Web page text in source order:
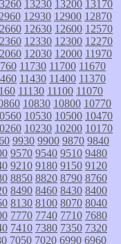
13230 13200 13170
12930 12900 12870
12630 12600 12570
12330 12300 12270
12030 12000 11970
11730 11700 11670
11430 11400 11370
11130 11100 11070
10830 10800 10770
10530 10500 10470
10230 10200 10170
9930 9900 9870 9840
9570 9540 9510 9480
9210 9180 9150 9120
8850 8820 8790 8760
8490 8460 8430 8400
8130 8100 8070 8040
7770 7740 7710 7680
7410 7380 7350 7320
7050 7020 6990 6960